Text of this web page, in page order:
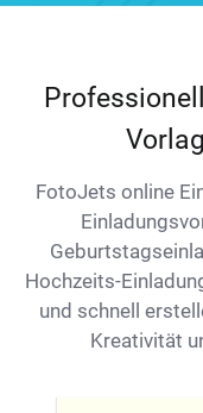
FotoJets online
Hochzeits-
und schnell
Kreativität